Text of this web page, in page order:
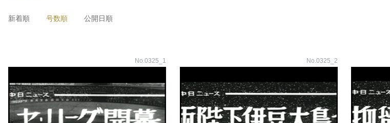
新着順 号数順 公開日順
No.0325_1 No.0325_2